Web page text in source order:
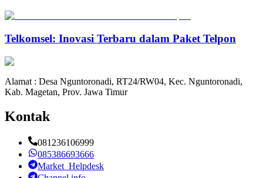
Telkomsel: Inovasi Terbaru dalam Paket Telpon
Alamat : Desa Nguntoronadi, RT24/RW04, Kec. Nguntoronadi,
Kab. Magetan, Prov. Jawa Timur
Kontak
081236106999
085386693666
Market_Helpdesk